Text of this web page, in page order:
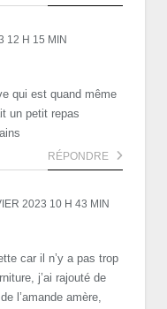
12 H 15 MIN
qui est quand même
un petit repas
RÉPONDRE
2023 10 H 43 MIN
car il n’y a pas trop
j’ai rajouté de
l’amande amère,